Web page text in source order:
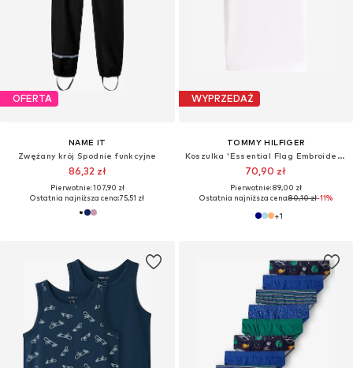
OFERTA
NAME IT
Zwężany krój Spodnie funkcyjne
86,32 zł
Pierwotnie: 107,90 zł
Ostatnia najniższa cena:75,51 zł
WYPRZEDAŻ
TOMMY HILFIGER
Koszulka 'Essential Flag Embroidery'
70,90 zł
Pierwotnie: 89,00 zł
Ostatnia najniższa cena:80,10 zł-11%
+1